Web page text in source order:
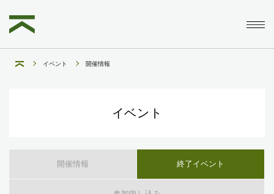
イベント 開催情報
イベント
開催情報 終了イベント